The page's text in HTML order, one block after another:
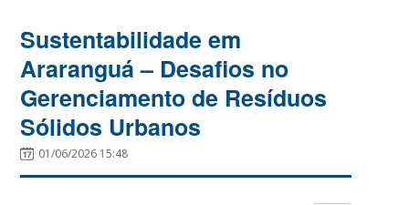
Sustentabilidade em
Araranguá – Desafios no
Gerenciamento de Resíduos
Sólidos Urbanos
01/06/2026 15:48